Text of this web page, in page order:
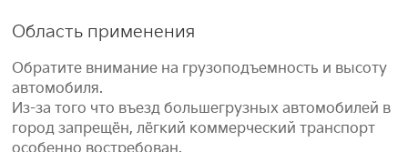
Область применения
Обратите внимание на грузоподъемность и высоту
автомобиля.
Из-за того что въезд большегрузных автомобилей в
город запрещён, лёгкий коммерческий транспорт
особенно востребован.